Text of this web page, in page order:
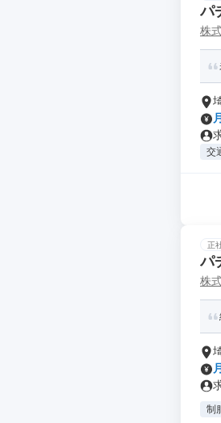
パ
株
交
正
パ
株
制